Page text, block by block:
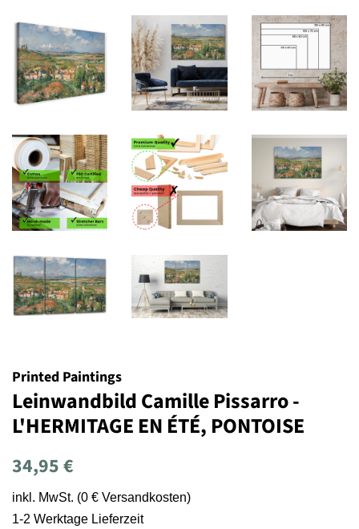
Printed Paintings
Leinwandbild Camille Pissarro -
L'HERMITAGE EN ÉTÉ, PONTOISE
Normaler
34,95 €
inkl. MwSt. (0 € Versandkosten)
1-2 Werktage Lieferzeit